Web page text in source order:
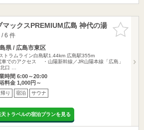
お気に入
りに追加
マックスPREMIUM広島 神代の湯
/ 6 件
県 / 広島市東区
トラムライン白島駅1.44km 広島駅355m
車でのアクセス ・山陽新幹線／JR山陽本線「広島」
口 …
時間 6:00～20:00
料金 1,000円～
り 宿泊 サウナ
天トラベルの宿泊プランを見る